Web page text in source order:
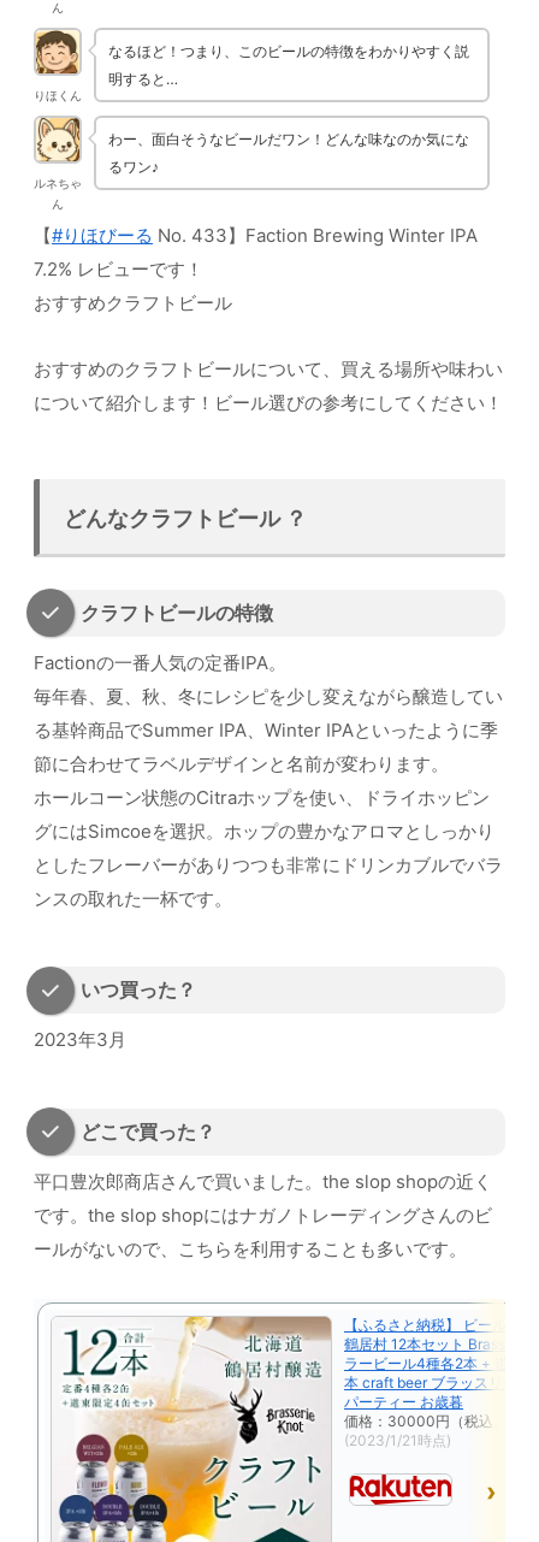
ん
りほくん
なるほど！つまり、このビールの特徴をわかりやすく説
明すると…
ルネちゃ
ん
わー、面白そうなビールだワン！どんな味なのか気にな
るワン♪
【#りほびーる No. 433】Faction Brewing Winter IPA
7.2% レビューです！
おすすめクラフトビール
おすすめのクラフトビールについて、買える場所や味わい
について紹介します！ビール選びの参考にしてください！
どんなクラフトビール ？
クラフトビールの特徴
Factionの一番人気の定番IPA。
毎年春、夏、秋、冬にレシピを少し変えながら醸造してい
る基幹商品でSummer IPA、Winter IPAといったように季
節に合わせてラベルデザインと名前が変わります。
ホールコーン状態のCitraホップを使い、ドライホッピン
グにはSimcoeを選択。ホップの豊かなアロマとしっかり
としたフレーバーがありつつも非常にドリンカブルでバラ
ンスの取れた一杯です。
いつ買った？
2023年3月
どこで買った？
平口豊次郎商店さんで買いました。the slop shopの近く
です。the slop shopにはナガノトレーディングさんのビ
ールがないので、こちらを利用することも多いです。
【ふるさと納税】 ビール ク
鶴居村 12本セット Brasserie
ラービール4種各2本 + 道東
本 craft beer ブラッスリーノ
パーティー お歳暮
価格：30000円（税込、送料
(2023/1/21時点)